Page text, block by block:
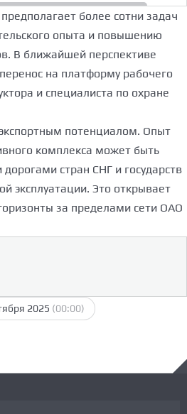
более сотни задач
опыта и повышению
В ближайшей перспективе
на платформу рабочего
и специалиста по охране
потенциалом. Опыт
комплекса может быть
стран СНГ и государств
эксплуатации. Это открывает
за пределами сети ОАО
2025 (00:00)